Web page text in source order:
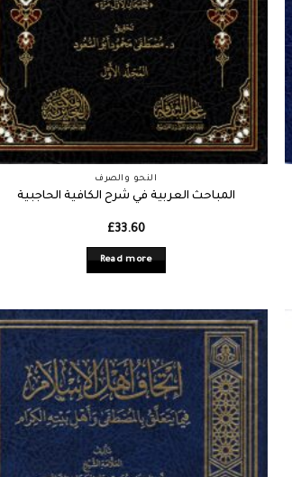
النحو والصرف
المباحث العربية في شرح الكافية الحاجبية
£33.60
Read more